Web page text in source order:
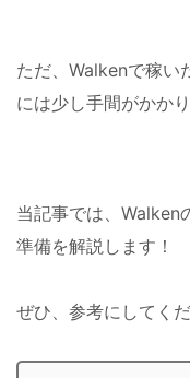
ただ、Walkenで稼い
には少し手間がかかり
当記事では、Walken
準備を解説します！
ぜひ、参考にしてくだ